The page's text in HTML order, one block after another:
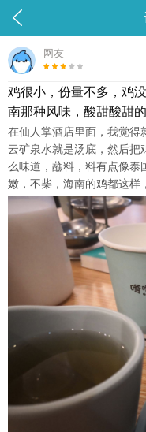

网友
鸡很小，份量不多，鸡
南那种风味，酸甜酸甜
在仙人掌酒店里面，我觉得
云矿泉水就是汤底，然后把
么味道，蘸料，料有点像泰
嫩，不柴，海南的鸡都这样